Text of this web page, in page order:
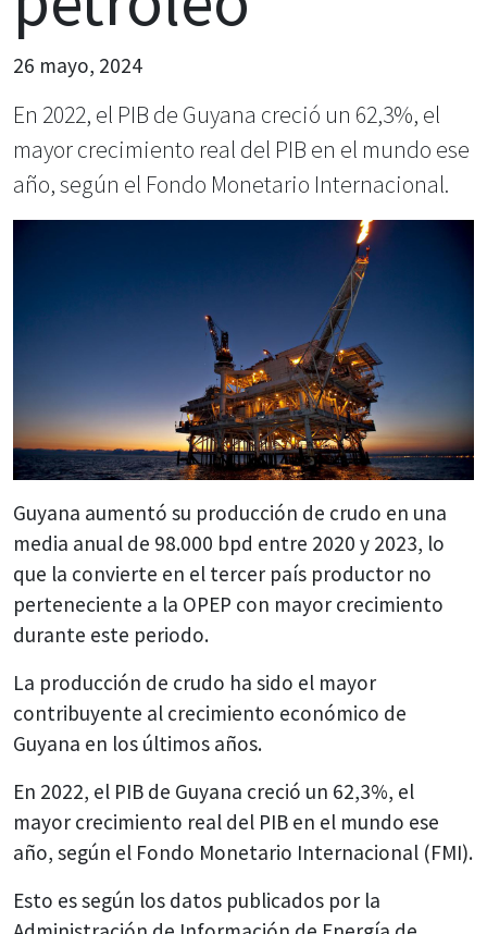
26 mayo, 2024
En 2022, el PIB de Guyana creció un 62,3%, el
mayor crecimiento real del PIB en el mundo ese
año, según el Fondo Monetario Internacional.
Guyana aumentó su producción de crudo en una
media anual de 98.000 bpd entre 2020 y 2023, lo
que la convierte en el tercer país productor no
perteneciente a la OPEP con mayor crecimiento
durante este periodo.
La producción de crudo ha sido el mayor
contribuyente al crecimiento económico de
Guyana en los últimos años.
En 2022, el PIB de Guyana creció un 62,3%, el
mayor crecimiento real del PIB en el mundo ese
año, según el Fondo Monetario Internacional (FMI).
Esto es según los datos publicados por la